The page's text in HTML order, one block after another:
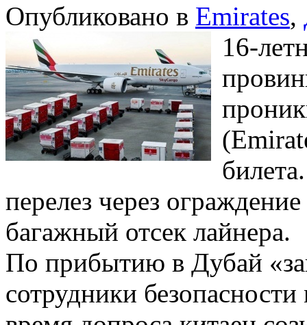
Опубликовано в Emirates,
16-
перелез через
багажный отсек лайнера.
По прибытию в Дубай
сотрудники